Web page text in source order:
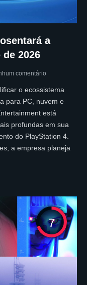
a
de 2026
comentário
o ecossistema
para PC, nuvem e
está
profundas em sua
do PlayStation 4.
a empresa planeja
7